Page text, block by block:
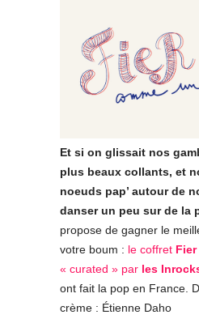
Et si on glissait nos
plus beaux collants, et
noeuds pap’ autour de
danser un peu sur de la
propose de gagner le
votre boum : le coffret
« curated » par les
ont fait la pop en France.
crème : Étienne Daho